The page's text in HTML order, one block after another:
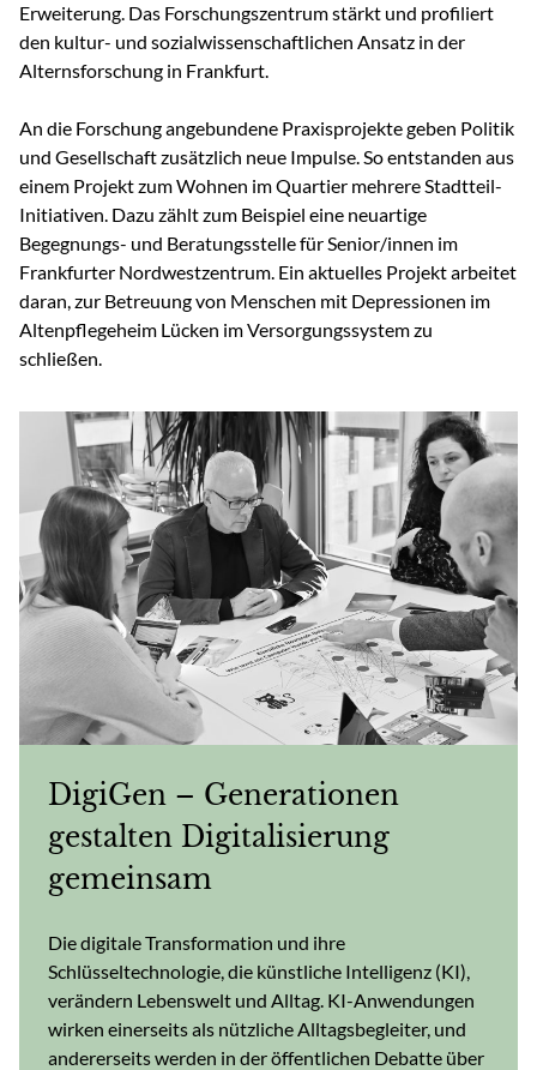
Erweiterung. Das Forschungszentrum stärkt und profiliert
den kultur- und sozialwissenschaftlichen Ansatz in der
Alternsforschung in Frankfurt.
An die Forschung angebundene Praxisprojekte geben Politik
und Gesellschaft zusätzlich neue Impulse. So entstanden aus
einem Projekt zum Wohnen im Quartier mehrere Stadtteil-
Initiativen. Dazu zählt zum Beispiel eine neuartige
Begegnungs- und Beratungsstelle für Senior/innen im
Frankfurter Nordwestzentrum. Ein aktuelles Projekt arbeitet
daran, zur Betreuung von Menschen mit Depressionen im
Altenpflegeheim Lücken im Versorgungssystem zu
schließen.
DigiGen – Generationen
gestalten Digitalisierung
gemeinsam
Die digitale Transformation und ihre
Schlüsseltechnologie, die künstliche Intelligenz (KI),
verändern Lebenswelt und Alltag. KI-Anwendungen
wirken einerseits als nützliche Alltagsbegleiter, und
andererseits werden in der öffentlichen Debatte über